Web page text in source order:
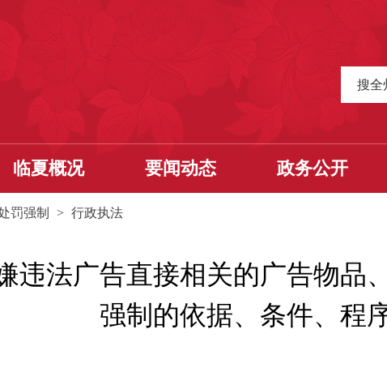
搜全
临夏概况 要闻动态 政务公开
罚强制 > 行政执法
违法广告直接相关的广告物品
强制的依据、条件、程